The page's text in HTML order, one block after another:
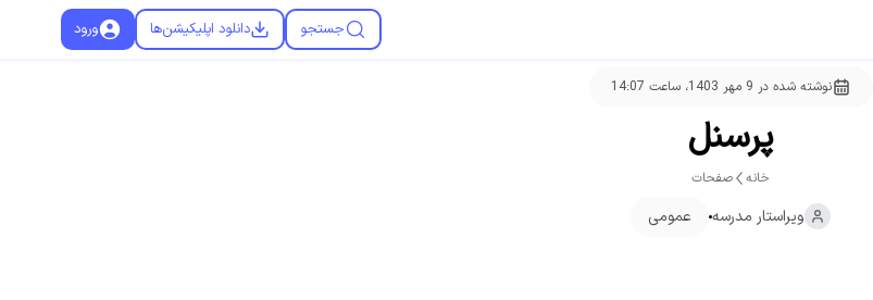
جستجو دانلود اپلیکیشن‌ها ورود
نوشته شده در 9 مهر 1403، ساعت 14:07
پرسنل
خانه صفحات
ویراستار مدرسه عمومی